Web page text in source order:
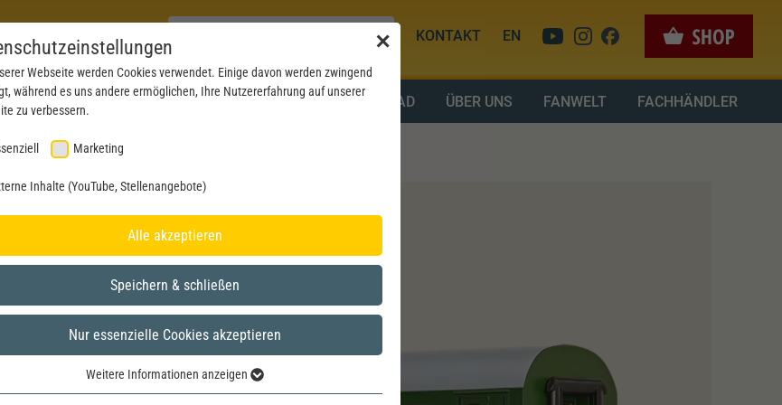
KONTAKT EN
PRODUKTE AKTUELLES SERVICE DOWNLOAD ÜBER UNS FANWELT FACHHÄNDLER
✕
Webseite werden Cookies verwendet. Einige davon werden zwingend
während es uns andere ermöglichen, Ihre Nutzererfahrung auf unserer
zu verbessern.
Marketing
Inhalte (YouTube, Stellenangebote)
Alle akzeptieren
Speichern & schließen
Nur essenzielle Cookies akzeptieren
Weitere Informationen anzeigen